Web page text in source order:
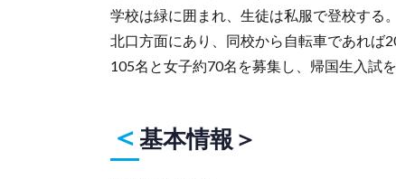
学校は緑に囲まれ、生徒は私服で登校する
北口方面にあり、同校から自転車であれば
105名と女子約70名を募集し、帰国生入試を
＜基本情報＞